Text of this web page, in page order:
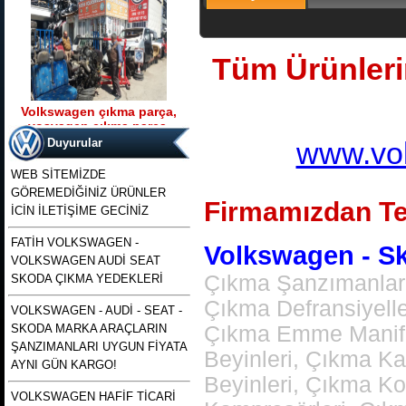
Volkswagen çıkma parça,
vosvagen çıkma parça,
wosvagen çıkma parça,
woswagen çıkma parça, vw
çıkma p
Ürün Kodu : t5 kasa transporter 2500 tdı
130 beygirlik çıkma motor
t5 kasa transporter 2500 tdı
130 beygirlik çıkma motor
2000 2001 2002 modellere uyumlu
çıkma merkezi kilit pompası , polo
merkezi kilit motoru, polo classıc ve
heşbekler icin merkezi kilit kontrol
pompası
Duyurular
WEB SİTEMİZDE
GÖREMEDİĞİNİZ ÜRÜNLER
İCİN İLETİŞİME GECİNİZ
FATİH VOLKSWAGEN -
VOLKSWAGEN AUDİ SEAT
SKODA ÇIKMA YEDEKLERİ
VOLKSWAGEN - AUDİ - SEAT -
SKODA MARKA ARAÇLARIN
ŞANZIMANLARI UYGUN FİYATA
AYNI GÜN KARGO!
VOLKSWAGEN HAFİF TİCARİ
Tüm
Firmamızdan
Volkswagen -
Çıkma
Çıkma
Çıkma Emme
Beyinleri, Çıkma
Beyinleri, Çıkma